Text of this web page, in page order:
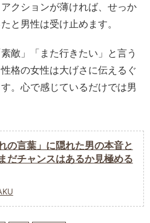
クションが薄ければ、せっか
と男性は受け止めます。
敵」「また行きたい」と言う
格の女性は大げさに伝えるぐ
。心で感じているだけでは男
の言葉」に隠れた男の本音と
だチャンスはあるか見極める